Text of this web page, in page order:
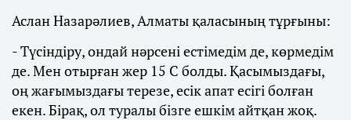
Аслан Назарәлиев, Алматы қаласының тұрғыны:
- Түсіндіру, ондай нәрсені естімедім де, көрмедім
де. Мен отырған жер 15 С болды. Қасымыздағы,
оң жағымыздағы терезе, есік апат есігі болған
екен. Бірақ, ол туралы бізге ешкім айтқан жоқ.